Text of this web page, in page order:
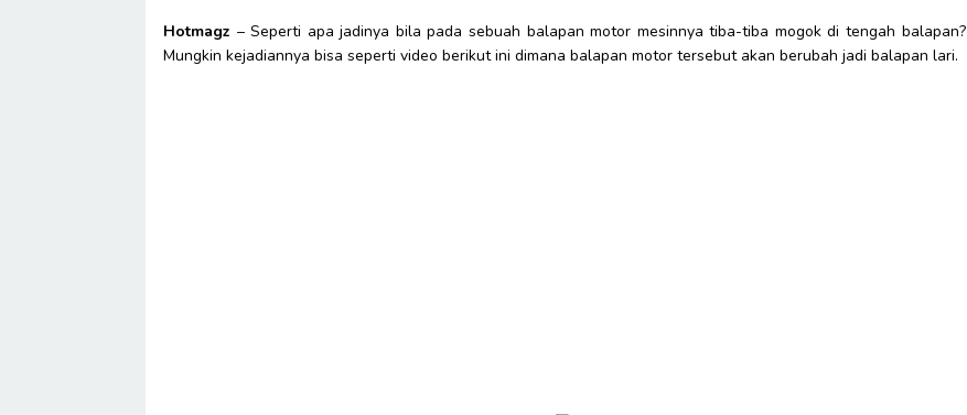
Hotmagz – Seperti apa jadinya bila pada sebuah balapan motor mesinnya tiba-tiba mogok di tengah balapan?
Mungkin kejadiannya bisa seperti video berikut ini dimana balapan motor tersebut akan berubah jadi balapan lari.